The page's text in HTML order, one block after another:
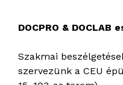
DOCPRO & DOCLAB
Szakmai
szervezünk a CEU